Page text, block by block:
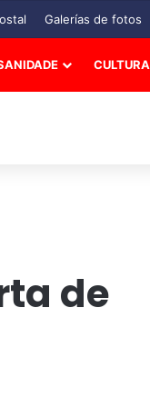
Galerías de fotos
CULTURA
de